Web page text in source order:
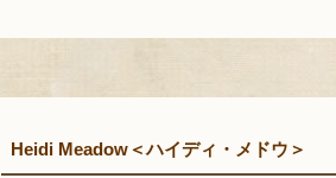
Heidi Meadow＜ハイディ・メドウ＞